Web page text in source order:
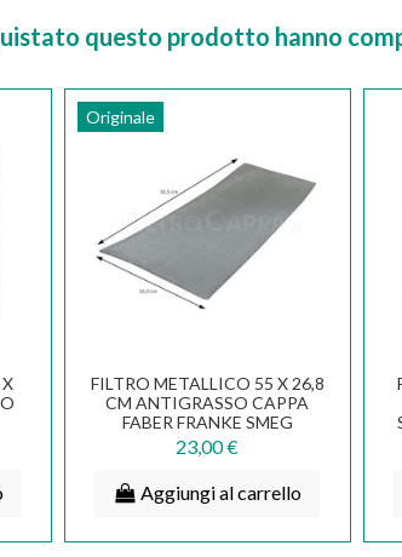
questo prodotto hanno
Originale
FILTRO METALLICO 55 X 26,8
CM ANTIGRASSO CAPPA
FABER FRANKE SMEG
133.0057.331
23,00 €
Aggiungi al carrello